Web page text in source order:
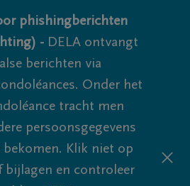
phishingberichten
- DELA ontvangt
berichten via
Onder het
tracht men
persoonsgegevens
Klik niet op
bijlagen en controleer